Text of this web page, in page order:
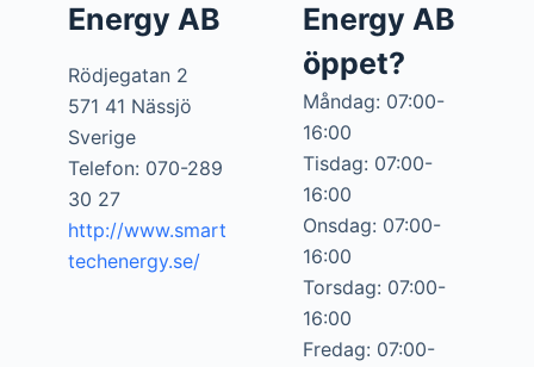
Energy AB
Rödjegatan 2
571 41 Nässjö
Sverige
Telefon: 070-289
30 27
http://www.smart
techenergy.se/
Energy AB
öppet?
Måndag: 07:00-
16:00
Tisdag: 07:00-
16:00
Onsdag: 07:00-
16:00
Torsdag: 07:00-
16:00
Fredag: 07:00-